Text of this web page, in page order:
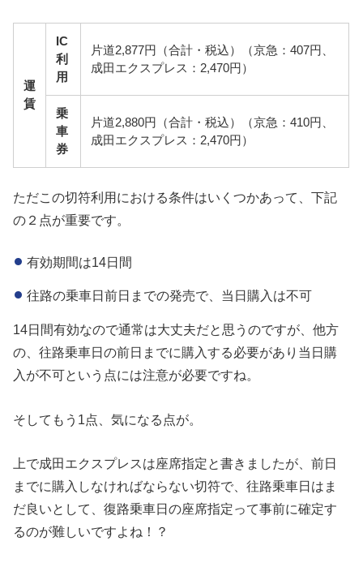
運
賃
IC
利
用
片道2,877円（合計・税込）（京急：407円、
成田エクスプレス：2,470円）
乗
車
券
片道2,880円（合計・税込）（京急：410円、
成田エクスプレス：2,470円）
ただこの切符利用における条件はいくつかあって、下記
の２点が重要です。
有効期間は14日間
往路の乗車日前日までの発売で、当日購入は不可
14日間有効なので通常は大丈夫だと思うのですが、他方
の、往路乗車日の前日までに購入する必要があり当日購
入が不可という点には注意が必要ですね。
そしてもう1点、気になる点が。
上で成田エクスプレスは座席指定と書きましたが、前日
までに購入しなければならない切符で、往路乗車日はま
だ良いとして、復路乗車日の座席指定って事前に確定す
るのが難しいですよね！？